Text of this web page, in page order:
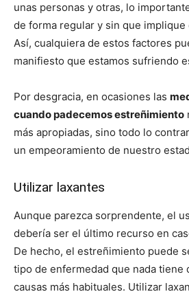
unas personas y otras, lo
de forma regular y sin que
Así, cualquiera de estos factores
manifiesto que estamos sufriendo
Por desgracia, en ocasiones las
cuando padecemos estreñimiento
más apropiadas, sino todo lo
un empeoramiento de nuestro
Utilizar laxantes
Aunque parezca sorprendente, el
debería ser el último recurso en
De hecho, el estreñimiento puede
tipo de enfermedad que nada tiene
causas más habituales. Utilizar